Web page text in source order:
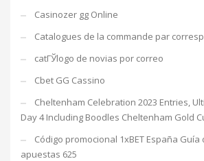
Casinozer gg Online
Catalogues de la commande par
catГЎlogo de novias por correo
Cbet GG Cassino
Cheltenham Celebration 2023 Entries,
Day 4 Including Boodles Cheltenham Gold
Código promocional 1xBET España
apuestas 625